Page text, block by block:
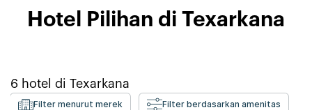
Hotel Pilihan di Texarkana
6 hotel di Texarkana
Filter menurut merek Filter berdasarkan amenitas